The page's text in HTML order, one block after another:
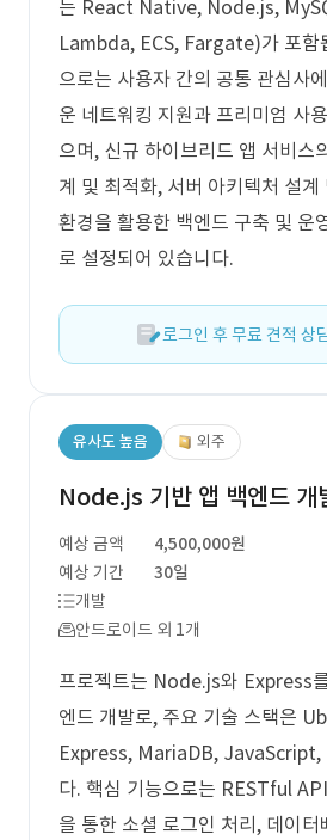
는 React Native, Node.js,
Lambda, ECS, Fargate)가 포함
으로는 사용자 간의 공통 관심사
운 네트워킹 지원과 프리미엄 사
으며, 신규 하이브리드 앱 서비스
계 및 최적화, 서버 아키텍처 설계
환경을 활용한 백엔드 구축 및 운
로 설정되어 있습니다.
로그인 후 무료 견적 상
유사도 높음 외주
Node.js 기반 앱 백엔드 개
예상 금액
4,500,000원
예상 기간
30일
개발
안드로이드 외 1개
프로젝트는 Node.js와 Express
엔드 개발로, 주요 기술 스택은
Express, MariaDB, JavaScript,
다. 핵심 기능으로는 RESTful
을 통한 소셜 로그인 처리, 데이